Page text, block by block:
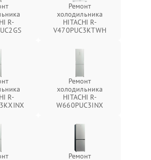
R-
Ремонт
холодильника
HITACHI R-
V470PUC3KTWH
R-
Ремонт
холодильника
HITACHI R-
W660PUC3INX
Ремонт